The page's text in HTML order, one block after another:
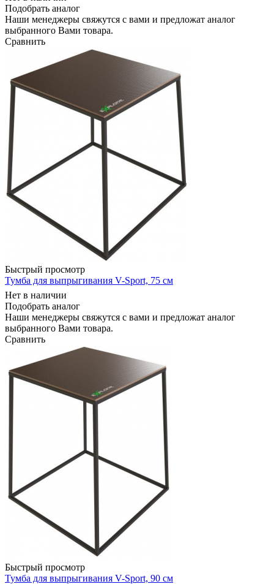
Подобрать аналог
Наши менеджеры свяжутся с вами и предложат аналог
выбранного Вами товара.
Сравнить
Быстрый просмотр
Тумба для выпрыгивания V-Sport, 75 см
Нет в наличии
Подобрать аналог
Наши менеджеры свяжутся с вами и предложат аналог
выбранного Вами товара.
Сравнить
Быстрый просмотр
Тумба для выпрыгивания V-Sport, 90 см